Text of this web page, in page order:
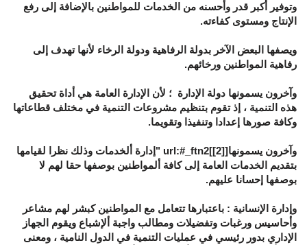
وتوفير أكبر قدر وأحسنه من الخدمات للمواطنين بالإضافة إلى رفع
الإنتاج ومستوى كفاءته.
ويصفها البعض الآخر بدولة الرفاهية ودولة الرخاء لأنها تهدف إلى
رفاهية المواطنين ورخائهم.
وآخرون يسمونها دولة الإدارة ؛ لأن الإدارة العامة هي أداة تحقيق
هذه التنمية ، إذ تقوم بتنظيم مشروعات التنمية في مختلف قطاعاتها
وكافة صورها إعدادا وتنفيذا وتقويما.
وآخرون يسمونها[[2]
]url:#_ftn2 "إدارة ألخدمات وذلك نظرا لقيامها
بتقديم الخدمات العامة إلى كافة ألمواطنين بوصفها حقا لهم لا
بوصفها إحسانا عليهم.
وإدارة الإنسانية : باعتبارها تتعامل مع المواطنين كبشر لهم مشاعر
وأحاسيس ورغبات وتفضيلات ومطالب واجبة ألإشباع ويقوم الجهاز
الإداري بدور رئيسي في عمليات التنمية في الدول النامية ، ومعنى